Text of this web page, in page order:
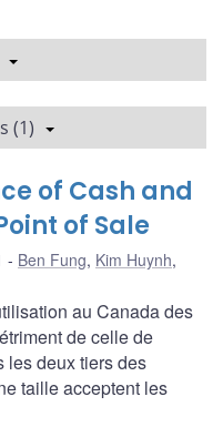
(1)
of Cash and
of Sale
Ben Fung, Kim Huynh,
au Canada des
de celle de
les deux tiers des
taille acceptent les